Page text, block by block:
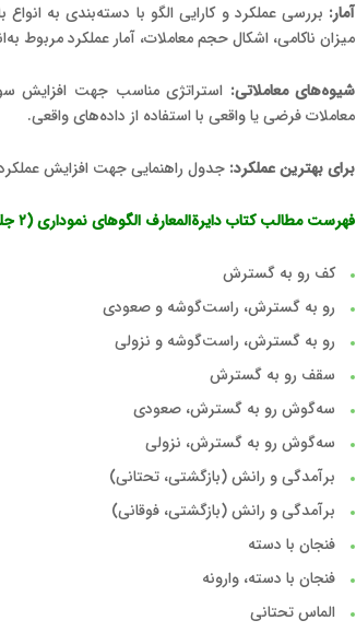
آمار: بررسی عملکرد و کارایی الگو با دسته‌بندی به انواع
میزان ناکامی، اشکال حجم معاملات، آمار عملکرد مربوط
شیوه‌های معاملاتی: استراتژی مناسب جهت افزایش
معاملات فرضی یا واقعی با استفاده از داده‌های واقعی.
برای بهترین عملکرد: جدول راهنمایی جهت افزایش
فهرست مطالب کتاب دایرة‌المعارف الگوهای نموداری(۲ جلدی
کف رو به گسترش
رو به گسترش، راست‌گوشه و صعودی
رو به گسترش، راست‌گوشه و نزولی
سقف رو به گسترش
سه‌گوش رو به گسترش، صعودی
سه‌گوش رو به گسترش، نزولی
برآمدگی و رانش(بازگشتی، تحتانی)
برآمدگی و رانش(بازگشتی، فوقانی)
فنجان با دسته
فنجان با دسته، وارونه
الماس تحتانی